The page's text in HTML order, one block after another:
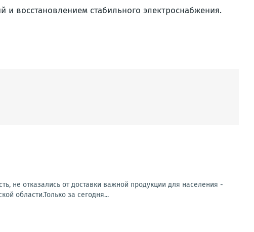
восстановлением стабильного электроснабжения.
не отказались от доставки важной продукции для населения -
области.Только за сегодня...